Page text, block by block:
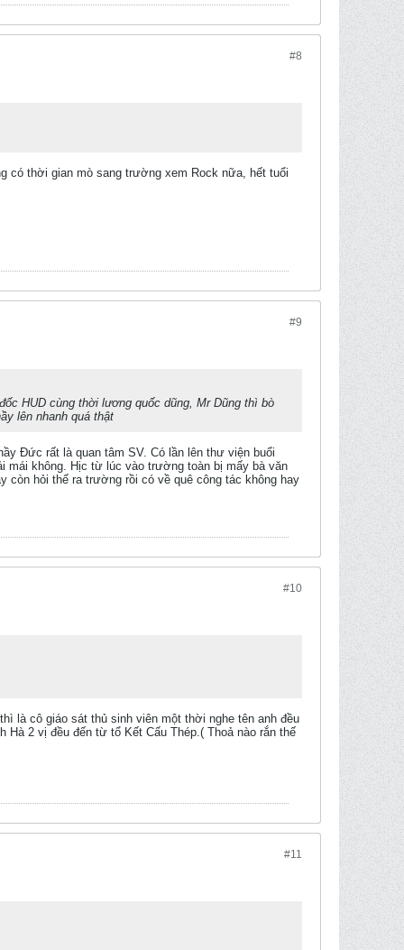
#8
có thời gian mò sang trường xem Rock nữa, hết tuổi
#9
HUD cùng thời lương quốc dũng, Mr Dũng thì bò
lên nhanh quá thật
Đức rất là quan tâm SV. Có lần lên thư viện buổi
mái không. Hịc từ lúc vào trường toàn bị mấy bà văn
còn hỏi thế ra trường rồi có về quê công tác không hay
#10
là cô giáo sát thủ sinh viên một thời nghe tên anh đều
2 vị đều đến từ tổ Kết Cấu Thép.( Thoả nào rắn thế
#11